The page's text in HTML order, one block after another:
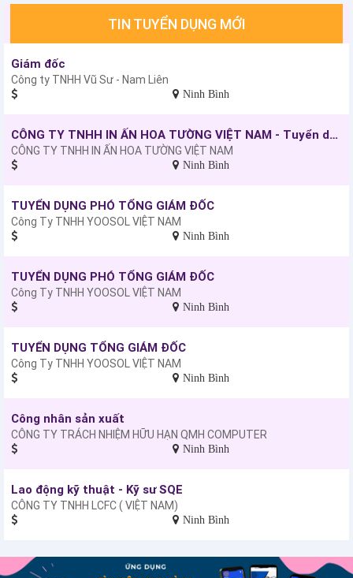
TIN TUYỂN DỤNG MỚI
Giám đốc
Công ty TNHH Vũ Sư - Nam Liên
Ninh Bình
CÔNG TY TNHH IN ẤN HOA TƯỜNG VIỆT NAM - Tuyển dụng: Nhân viên kinh doanh
CÔNG TY TNHH IN ẤN HOA TƯỜNG VIỆT NAM
Ninh Bình
TUYỂN DỤNG PHÓ TỔNG GIÁM ĐỐC
Công Ty TNHH YOOSOL VIỆT NAM
Ninh Bình
TUYỂN DỤNG PHÓ TỔNG GIÁM ĐỐC
Công Ty TNHH YOOSOL VIỆT NAM
Ninh Bình
TUYỂN DỤNG TỔNG GIÁM ĐỐC
Công Ty TNHH YOOSOL VIỆT NAM
Ninh Bình
Công nhân sản xuất
CÔNG TY TRÁCH NHIỆM HỮU HẠN QMH COMPUTER
Ninh Bình
Lao động kỹ thuật - Kỹ sư SQE
CÔNG TY TNHH LCFC ( VIỆT NAM)
Ninh Bình